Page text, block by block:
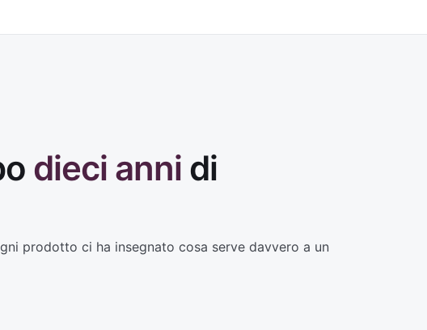
dieci anni di
prodotto ci ha insegnato cosa serve davvero a un